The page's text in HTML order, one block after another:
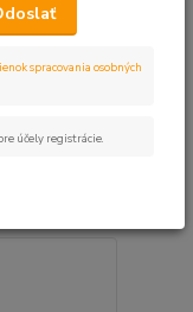
spracovania osobných
účely registrácie.